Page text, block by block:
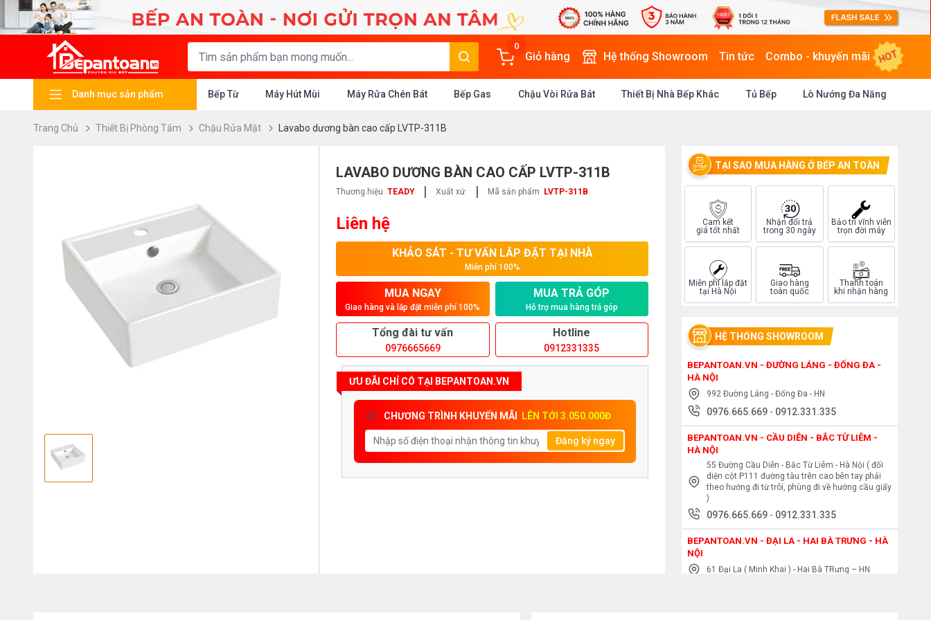
0
Giỏ hàng Hệ thống Showroom Tin tức Combo - khuyến mãi HOT
Danh mục sản phẩm Bếp Từ Máy Hút Mùi Máy Rửa Chén Bát Bếp Gas Chậu Vòi Rửa Bát Thiết Bị Nhà Bếp Khác Tủ Bếp Lò Nướng Đa Năng
Trang Chủ Thiết Bị Phòng Tắm Chậu Rửa Mặt Lavabo dương bàn cao cấp LVTP-311B
LAVABO DƯƠNG BÀN CAO CẤP LVTP-311B
Thương hiệu TEADY | Xuất xứ | Mã sản phẩm LVTP-311B
Liên hệ
KHẢO SÁT - TƯ VẤN LẮP ĐẶT TẠI NHÀ
Miễn phí 100%
MUA NGAY
Giao hàng và lắp đặt miễn phí 100%
MUA TRẢ GÓP
Hỗ trợ mua hàng trả góp
Tổng đài tư vấn
0976665669
Hotline
0912331335
ƯU ĐÃI CHỈ CÓ TẠI BEPANTOAN.VN
CHƯƠNG TRÌNH KHUYẾN MÃI LÊN TỚI 3.050.000Đ
Đăng ký ngay
TẠI SAO MUA HÀNG Ở BẾP AN TOÀN
Cam kết
giá tốt nhất
Nhận đổi trả
trong 30 ngày
Bảo trì vĩnh viễn
trọn đời máy
Miễn phí lắp đặt
tại Hà Nội
Giao hàng
toàn quốc
Thanh toán
khi nhận hàng
HỆ THỐNG SHOWROOM
BEPANTOAN.VN - ĐƯỜNG LÁNG - ĐỐNG ĐA -
HÀ NỘI
992 Đường Láng - Đống Đa - HN
0976.665.669 - 0912.331.335
BEPANTOAN.VN - CẦU DIỄN - BẮC TỪ LIÊM -
HÀ NỘI
55 Đường Cầu Diễn - Bắc Từ Liêm - Hà Nội ( đối
diện cột P111 đường tàu trên cao bên tay phải
theo hướng đi từ trôi, phùng đi về hướng cầu giấy
)
0976.665.669 - 0912.331.335
BEPANTOAN.VN - ĐẠI LA - HAI BÀ TRƯNG - HÀ
NỘI
61 Đại La ( Minh Khai ) - Hai Bà TRưng – HN